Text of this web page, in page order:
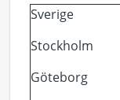
Sverige
Stockholm
Göteborg